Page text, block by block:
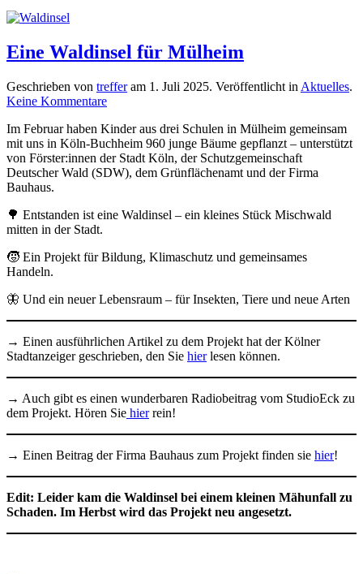
Eine Waldinsel für Mülheim
Geschrieben von trefferam 1. Juli 2025. Veröffentlicht in Aktuelles.
Keine Kommentarezu
Waldinsel
für
Mülheim
Im Februar haben Kinder aus drei Schulen in Mülheim gemeinsam
mit uns in Köln-Buchheim 960 junge Bäume gepflanzt – unterstützt
von Förster:innen der Stadt Köln, der Schutzgemeinschaft
Deutscher Wald (SDW), dem Grünflächenamt und der Firma
Bauhaus.
🌳 Entstanden ist eine Waldinsel – ein kleines Stück Mischwald
mitten in der Stadt.
🧒 Ein Projekt für Bildung, Klimaschutz und gemeinsames
Handeln.
🦋 Und ein neuer Lebensraum – für Insekten, Tiere und neue Arten
→ Einen ausführlichen Artikel zu dem Projekt hat der Kölner
Stadtanzeiger geschrieben, den Sie hierlesen können.
→ Auch gibt es einen wunderbaren Radiobeitrag vom StudioEck zu
dem Projekt. Hören Sie hierrein!
→ Einen Beitrag der Firma Bauhaus zum Projekt finden sie hier!
Edit: Leider kam die Waldinsel bei einem kleinen Mähunfall zu
Schaden. Im Herbst wird das Projekt neu angesetzt.